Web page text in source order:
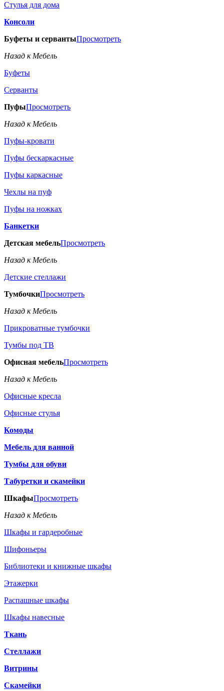
Стулья для дома
Консоли
Буфеты и сервантыПросмотреть
Назад к Мебель
Буфеты
Серванты
ПуфыПросмотреть
Назад к Мебель
Пуфы-кровати
Пуфы бескаркасные
Пуфы каркасные
Чехлы на пуф
Пуфы на ножках
Банкетки
Детская мебельПросмотреть
Назад к Мебель
Детские стеллажи
ТумбочкиПросмотреть
Назад к Мебель
Прикроватные тумбочки
Тумбы под ТВ
Офисная мебельПросмотреть
Назад к Мебель
Офисные кресла
Офисные стулья
Комоды
Мебель для ванной
Тумбы для обуви
Табуретки и скамейки
ШкафыПросмотреть
Назад к Мебель
Шкафы и гардеробные
Шифоньеры
Библиотеки и книжные шкафы
Этажерки
Распашные шкафы
Шкафы навесные
Ткань
Стеллажи
Витрины
Скамейки